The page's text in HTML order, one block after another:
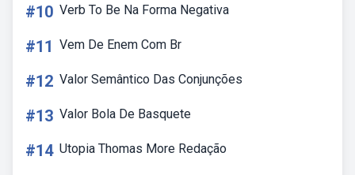
#10 Verb To Be Na Forma Negativa
#11 Vem De Enem Com Br
#12 Valor Semântico Das Conjunções
#13 Valor Bola De Basquete
#14 Utopia Thomas More Redação